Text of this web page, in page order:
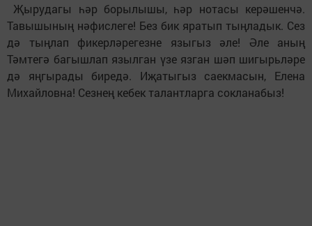
Җырудагы һәр борылышы, һәр нотасы керәшенчә.
Тавышының нәфислеге! Без бик яратып тыңладык. Сез
дә тыңлап фикерләрегезне языгыз әле! Әле аның
Тәмтегә багышлап язылган үзе язган шәп шигырьләре
дә яңгырады биредә. Иҗатыгыз саекмасын, Елена
Михайловна! Сезнең кебек талантларга сокланабыз!